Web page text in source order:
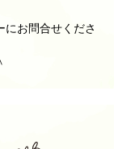
お問合せくださ